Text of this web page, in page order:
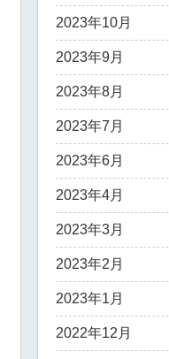
2023年10月
2023年9月
2023年8月
2023年7月
2023年6月
2023年4月
2023年3月
2023年2月
2023年1月
2022年12月